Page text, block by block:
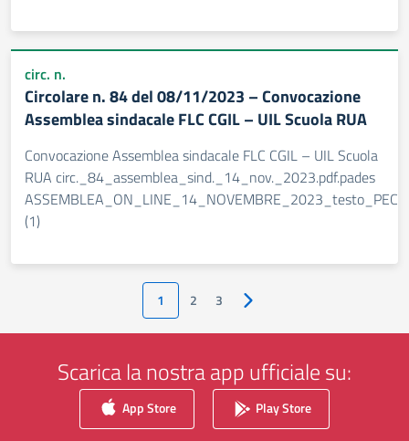
circ. n.
Circolare n. 84 del 08/11/2023 – Convocazione
Assemblea sindacale FLC CGIL – UIL Scuola RUA
Convocazione Assemblea sindacale FLC CGIL – UIL Scuola
RUA circ._84_assemblea_sind._14_nov._2023.pdf.pades
ASSEMBLEA_ON_LINE_14_NOVEMBRE_2023_testo_PEC
(1)
1 2 3 Pagina successiva
Scarica la nostra app ufficiale su:
App Store Play Store